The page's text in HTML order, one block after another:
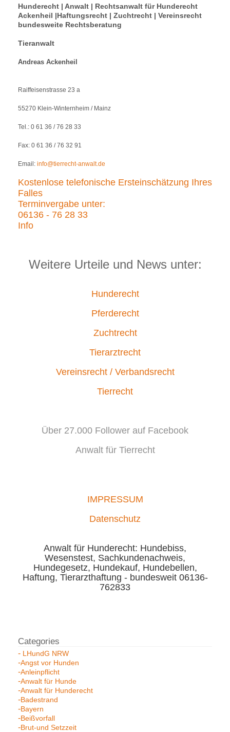
Hunderecht | Anwalt | Rechtsanwalt für Hunderecht
Ackenheil |Haftungsrecht | Zuchtrecht | Vereinsrecht
bundesweite Rechtsberatung
Tieranwalt
Andreas Ackenheil
Raiffeisenstrasse 23 a
55270 Klein-Winternheim / Mainz
Tel.: 0 61 36 / 76 28 33
Fax: 0 61 36 / 76 32 91
Email: info@tierrecht-anwalt.de
Kostenlose telefonische Ersteinschätzung Ihres
Falles
Terminvergabe unter:
06136 - 76 28 33
Info
Weitere Urteile und News unter:
Hunderecht
Pferderecht
Zuchtrecht
Tierarztrecht
Vereinsrecht / Verbandsrecht
Tierrecht
Über 27.000 Follower auf Facebook
Anwalt für Tierrecht
IMPRESSUM
Datenschutz
Anwalt für Hunderecht: Hundebiss,
Wesenstest, Sachkundenachweis,
Hundegesetz, Hundekauf, Hundebellen,
Haftung, Tierarzthaftung - bundesweit 06136-
762833
LHundG NRW
Angst vor Hunden
Anleinpflicht
Anwalt für Hunde
Anwalt für Hunderecht
Badestrand
Bayern
Beißvorfall
Brut-und Setzzeit